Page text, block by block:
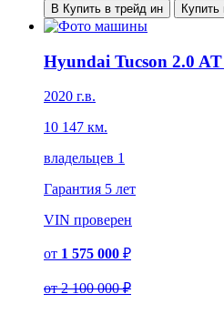
В Купить в трейд ин Купить
Hyundai Tucson 2.0
2020 г.в.
10 147 км.
владельцев 1
Гарантия 5 лет
VIN проверен
от 1 575 000 ₽
от2 100 000 ₽